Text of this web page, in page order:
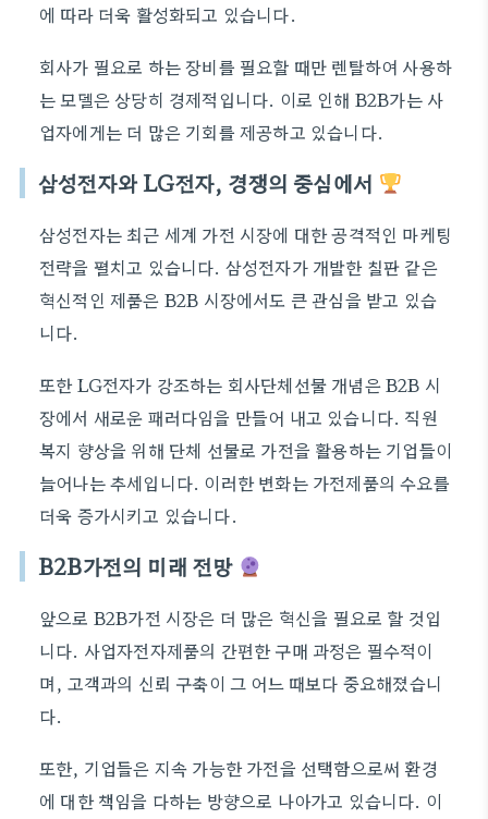
에 따라 더욱 활성화되고 있습니다.
회사가 필요로 하는 장비를 필요할 때만 렌탈하여 사용하
는 모델은 상당히 경제적입니다. 이로 인해 B2B가는 사
업자에게는 더 많은 기회를 제공하고 있습니다.
삼성전자와 LG전자, 경쟁의 중심에서
삼성전자는 최근 세계 가전 시장에 대한 공격적인 마케팅
전략을 펼치고 있습니다. 삼성전자가 개발한 칠판 같은
혁신적인 제품은 B2B 시장에서도 큰 관심을 받고 있습
니다.
또한 LG전자가 강조하는 회사단체선물 개념은 B2B 시
장에서 새로운 패러다임을 만들어 내고 있습니다. 직원
복지 향상을 위해 단체 선물로 가전을 활용하는 기업들이
늘어나는 추세입니다. 이러한 변화는 가전제품의 수요를
더욱 증가시키고 있습니다.
B2B가전의 미래 전망
앞으로 B2B가전 시장은 더 많은 혁신을 필요로 할 것입
니다. 사업자전자제품의 간편한 구매 과정은 필수적이
며, 고객과의 신뢰 구축이 그 어느 때보다 중요해졌습니
다.
또한, 기업들은 지속 가능한 가전을 선택함으로써 환경
에 대한 책임을 다하는 방향으로 나아가고 있습니다. 이